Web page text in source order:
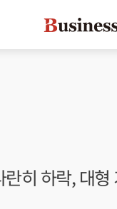
히 하락, 대